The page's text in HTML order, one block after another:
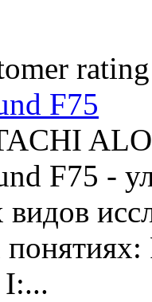
F75
F75 -
видов
I:...